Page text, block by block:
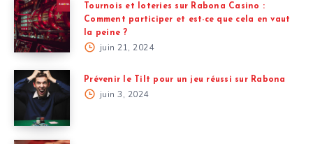
Tournois et loteries sur Rabona Casino :
Comment participer et est-ce que cela en vaut
la peine ?
juin 21, 2024
Prévenir le Tilt pour un jeu réussi sur Rabona
juin 3, 2024